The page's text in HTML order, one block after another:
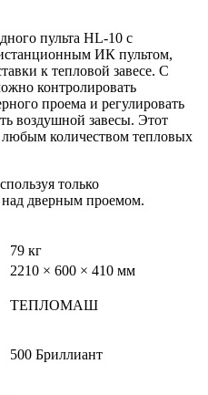
пульта HL-10 с
ИК пультом,
к тепловой завесе. С
контролировать
проема и регулировать
воздушной завесы. Этот
любым количеством тепловых
только
дверным проемом.
79 кг
2210 × 600 × 410 мм
ТЕПЛОМАШ
500 Бриллиант